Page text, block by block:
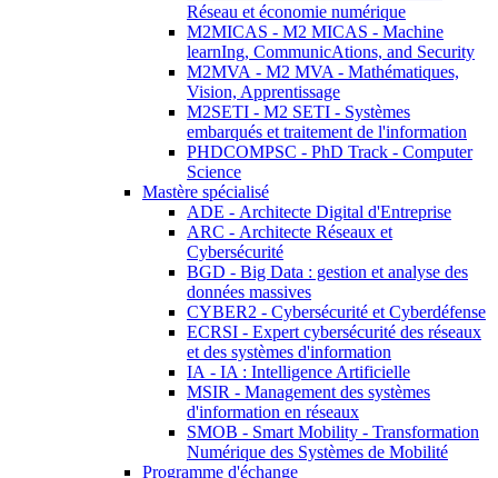
Réseau et économie numérique
M2MICAS - M2 MICAS - Machine
learnIng, CommunicAtions, and Security
M2MVA - M2 MVA - Mathématiques,
Vision, Apprentissage
M2SETI - M2 SETI - Systèmes
embarqués et traitement de l'information
PHDCOMPSC - PhD Track - Computer
Science
Mastère spécialisé
ADE - Architecte Digital d'Entreprise
ARC - Architecte Réseaux et
Cybersécurité
BGD - Big Data : gestion et analyse des
données massives
CYBER2 - Cybersécurité et Cyberdéfense
ECRSI - Expert cybersécurité des réseaux
et des systèmes d'information
IA - IA : Intelligence Artificielle
MSIR - Management des systèmes
d'information en réseaux
SMOB - Smart Mobility - Transformation
Numérique des Systèmes de Mobilité
Programme d'échange